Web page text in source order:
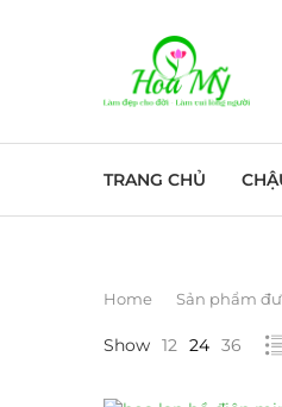
TRANG CHỦ
Home Sản phẩm
Show 12 24 36